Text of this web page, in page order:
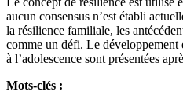
aucun consensus n’est établi
la résilience familiale, les
comme un défi. Le développement
à l’adolescence sont présentées
Mots-clés :